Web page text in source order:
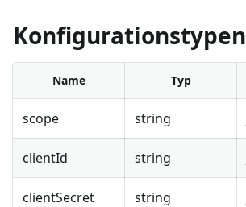
Konfigurationstypen
Name Typ
scope string
clientId string
clientSecret string